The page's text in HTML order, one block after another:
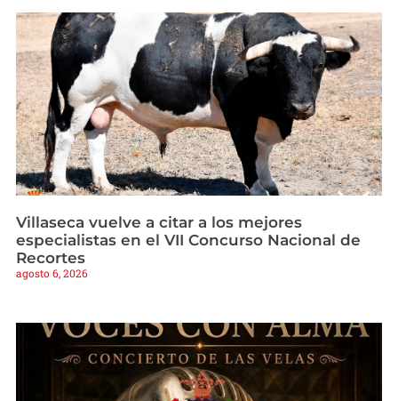
Villaseca vuelve a citar a los mejores
especialistas en el VII Concurso Nacional de
Recortes
agosto 6, 2026